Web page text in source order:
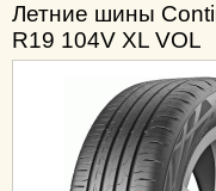
Летние шины
R19 104V XL VOL